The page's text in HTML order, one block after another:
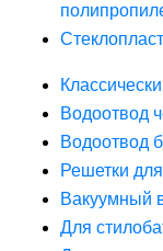
Водоотвод
Водоотвод
Решетки
Вакуумный
Для